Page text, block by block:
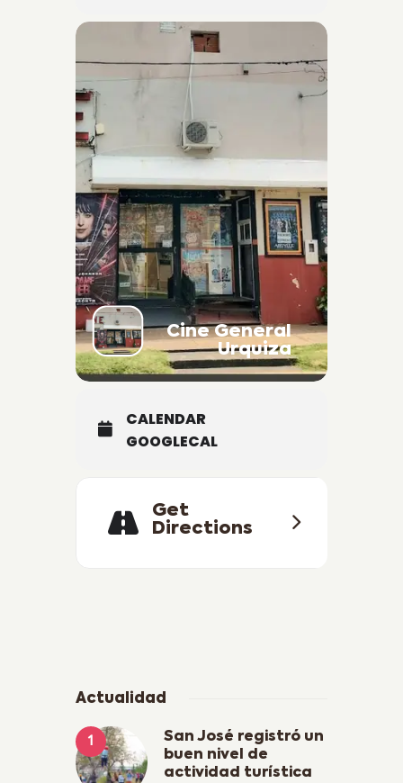
Cine General
Urquiza
CALENDAR
GOOGLECAL
Get
Directions
Actualidad
San José registró un
buen nivel de
actividad turística